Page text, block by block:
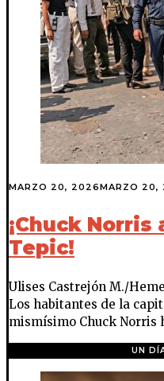
MARZO 20, 2026MARZO 20,
¡Chuck Norris
Tepic!
Ulises Castrejón M./
Los habitantes de la
mismísimo Chuck Norris
UN